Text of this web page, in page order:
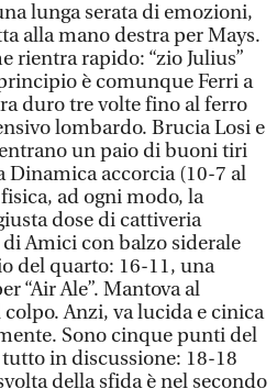
lunga serata di emozioni,
alla mano destra per Mays.
rientra rapido: “zio Julius”
è comunque Ferri a
duro tre volte fino al ferro
lombardo. Brucia Losi e
un paio di buoni tiri
Dinamica accorcia (10-7 al
ad ogni modo, la
dose di cattiveria
di Amici con balzo siderale
del quarto: 16-11, una
“Air Ale”. Mantova al
Anzi, va lucida e cinica
Sono cinque punti del
in discussione: 18-18
della sfida è nel secondo